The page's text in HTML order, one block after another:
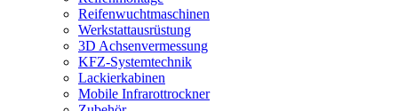
Reifenwuchtmaschinen
Werkstattausrüstung
3D Achsenvermessung
KFZ-Systemtechnik
Lackierkabinen
Mobile Infrarottrockner